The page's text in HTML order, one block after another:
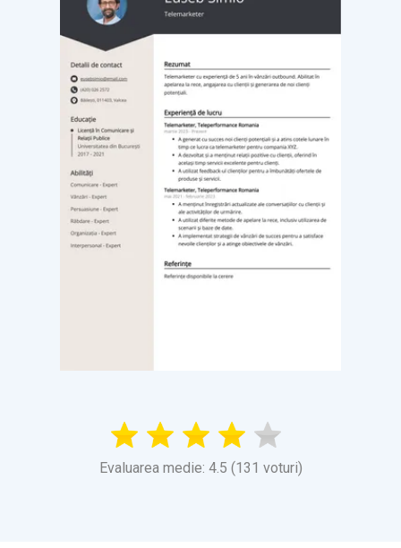
Evaluarea medie: 4.5 (131 voturi)